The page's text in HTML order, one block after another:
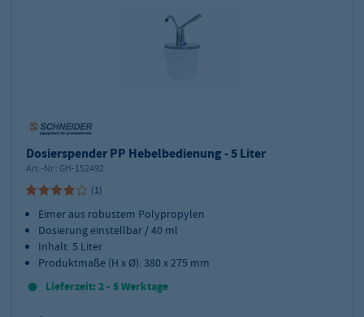
Dosierspender PP Hebelbedienung - 5 Liter
Art.-Nr.: GH-152492
(1)
Eimer aus robustem Polypropylen
Dosierung einstellbar / 40 ml
Inhalt: 5 Liter
Produktmaße (H x Ø): 380 x 275 mm
Lieferzeit: 2 - 5 Werktage